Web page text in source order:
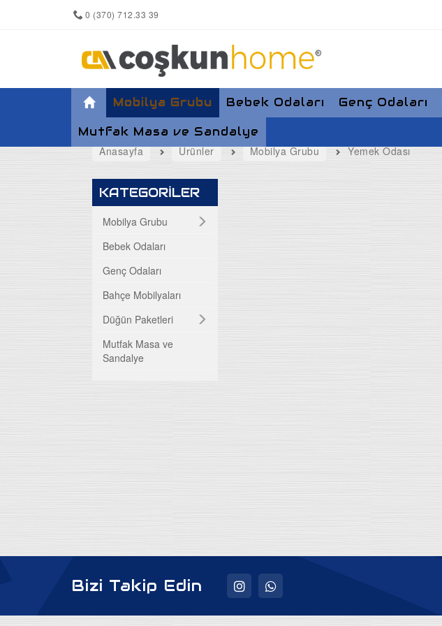
0 (370) 712.33 39
Mobilya Grubu
Yemek Odası
Koltuk Takımları
Maxi Takımlar
TV Üniteleri
Bazalar
Bebek Odaları Genç Odaları
Mutfak Masa ve Sandalye
Anasayfa Ürünler Mobilya Grubu Yemek Odası
KATEGORİLER
Mobilya Grubu
Bebek Odaları
Genç Odaları
Bahçe Mobilyaları
Düğün Paketleri
Mutfak Masa ve
Sandalye
Bizi Takip Edin